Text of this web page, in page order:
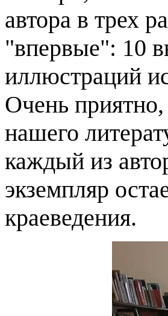
автора в трех
"впервые": 10
иллюстраций
Очень
нашего
каждый из
экземпляр
краеведения.